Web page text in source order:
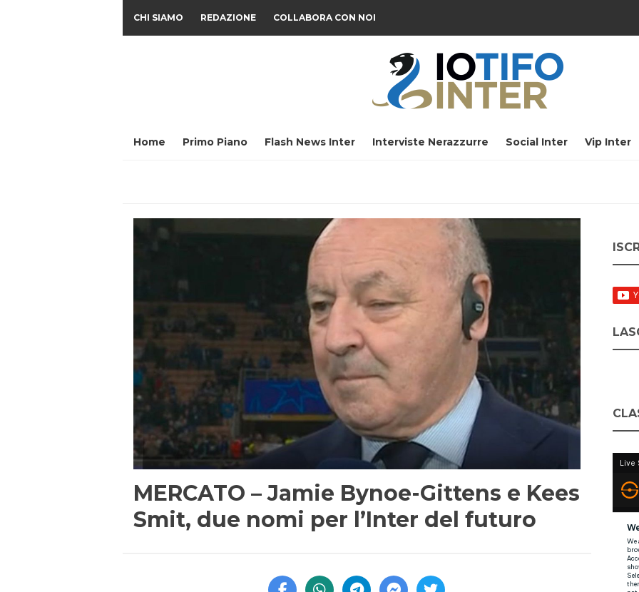
CHI SIAMO REDAZIONE COLLABORA CON NOI
Home Primo Piano Flash News Inter Interviste Nerazzurre Social Inter Vip Inter
MERCATO – Jamie Bynoe-Gittens e Kees
Smit, due nomi per l’Inter del futuro